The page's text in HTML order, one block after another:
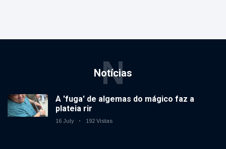
Notícias
N
A 'fuga' de algemas do mágico faz a
plateia rir
16 July 192 Vistas